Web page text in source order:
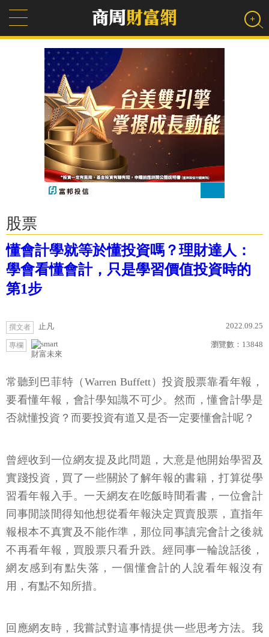
股票
懂會計學就等於懂投資嗎？理財達人：
學會看懂會計，只是學習價值投資時的
第1步
撰文者 止凡 2022.09.25
專欄
財富未來
瀏覽數： 13848
常聽到巴菲特（Warren Buffett）投資股票靠看年報，
要看懂年報，會計學知識不可少。然而，懂會計學是
否就懂投資？而要投資有道又是否一定要懂會計呢？
曾經收到一位網友提及此問題，大意是他開始學習及
實踐投資，買了一些關於了解年報的書籍，打算從學
習看年報入手。一天網友在吃飯時間看書，一位會計
同事閒談間得知他想從看年報決定買賣股票，直指年
報根本不真實及不能作準，那位同事讀完會計之後就
不再看年報，買股票只看升跌。經同事一輪說話後，
網友感到有點失落，一個懂會計的人說看年報沒有
用，有點不知所措。
回應網友時，我嘗試對這事情提供一些思考方法。我